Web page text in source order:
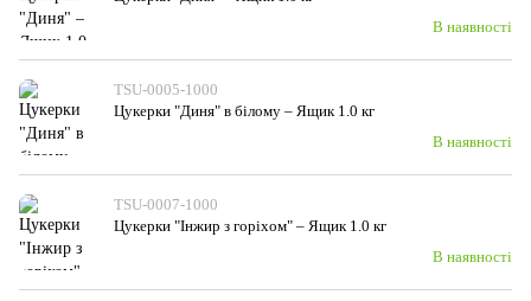
В наявності
TSU-0005-1000
Цукерки "Диня" в білому – Ящик 1.0 кг
В наявності
TSU-0007-1000
Цукерки "Інжир з горіхом" – Ящик 1.0 кг
В наявності